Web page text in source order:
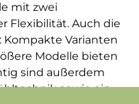
mit zwei
Flexibilität. Auch die
Varianten
Modelle bieten
sind außerdem
sowie ein